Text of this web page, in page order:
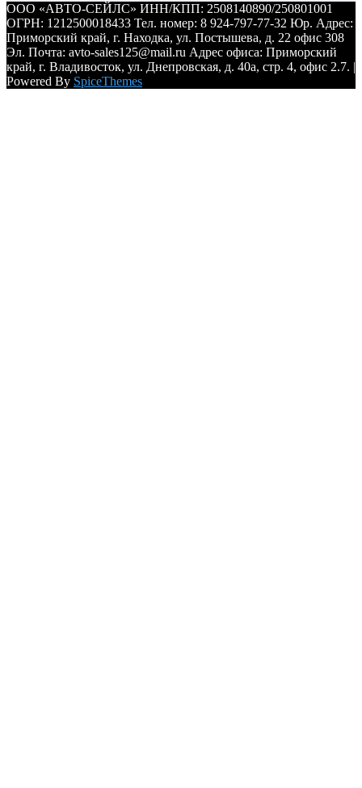
ООО «АВТО-СЕЙЛС» ИНН/КПП: 2508140890/250801001
ОГРН: 1212500018433 Тел. номер: 8 924-797-77-32 Юр. Адрес:
Приморский край, г. Находка, ул. Постышева, д. 22 офис 308
Эл. Почта: avto-sales125@mail.ru Адрес офиса: Приморский
край, г. Владивосток, ул. Днепровская, д. 40а, стр. 4, офис 2.7. |
Powered By SpiceThemes